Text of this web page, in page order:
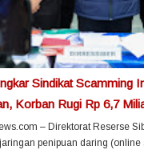
Sindikat Scamming
Korban Rugi Rp 6,7
– Direktorat Reserse
penipuan daring (online